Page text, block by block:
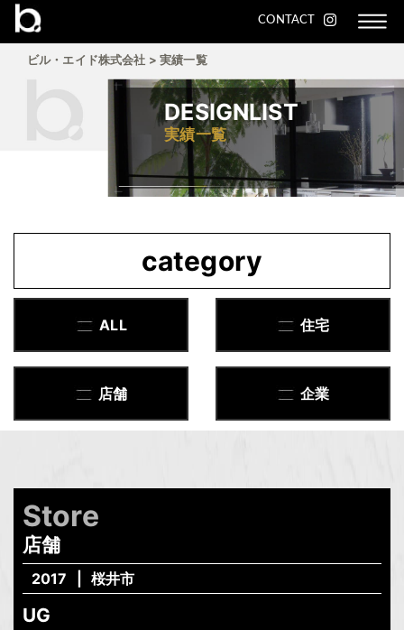
CONTACT
ビル・エイド株式会社 >実績一覧
DESIGNLIST
実績一覧
category
ALL 住宅
店舗 企業
Store
店舗
2017 桜井市
UG